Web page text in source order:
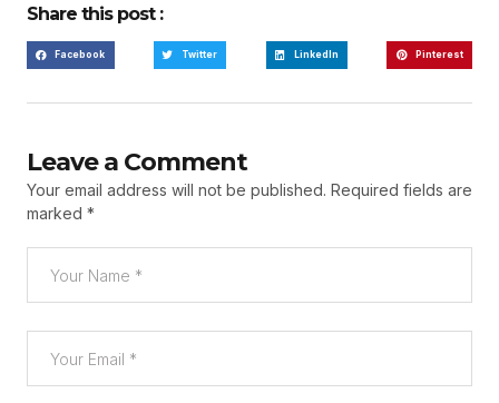
Share this post :
Facebook Twitter LinkedIn Pinterest
Leave a Comment
Your email address will not be published. Required fields are
marked *